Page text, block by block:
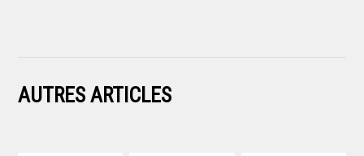
AUTRES ARTICLES